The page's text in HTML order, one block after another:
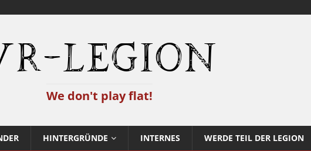
Legion
We don't play flat!
HINTERGRÜNDE INTERNES WERDE TEIL DER LEGION